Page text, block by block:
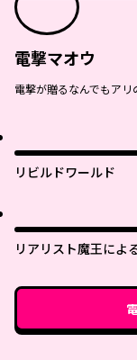
電撃マオウ
電撃が贈るなんでもア
リビルドワールド
リアリスト魔王によ